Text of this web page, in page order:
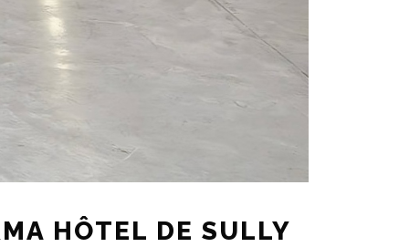
HÔTEL DE SULLY